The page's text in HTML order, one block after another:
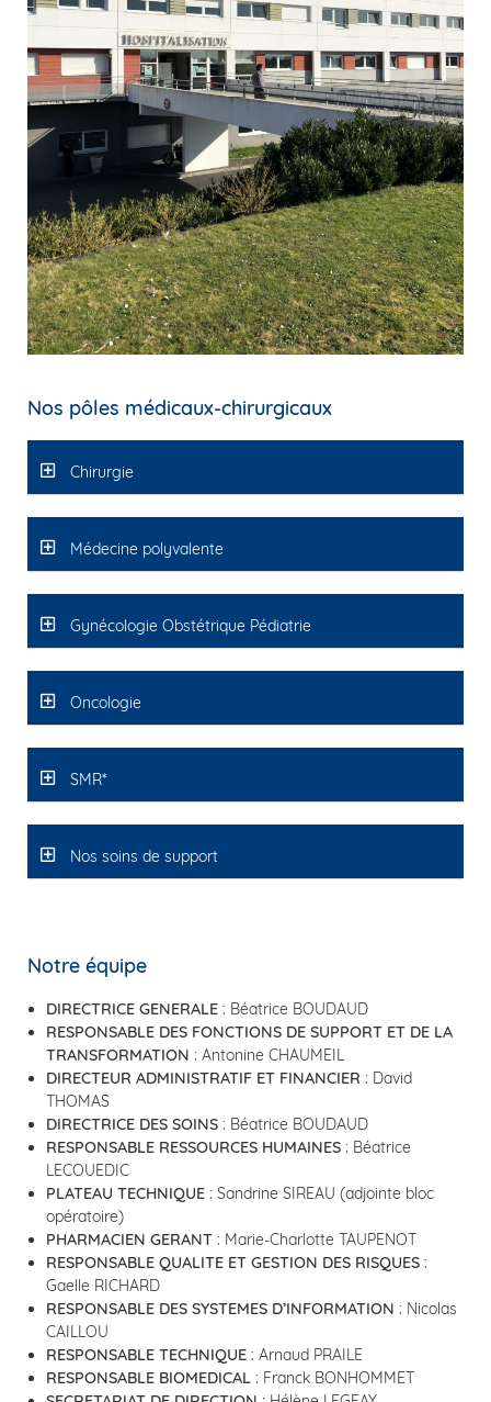
Nos pôles médicaux-chirurgicaux
Chirurgie
Médecine polyvalente
Gynécologie Obstétrique Pédiatrie
Oncologie
SMR*
Nos soins de support
Notre équipe
DIRECTRICE GENERALE : Béatrice BOUDAUD
RESPONSABLE DES FONCTIONS DE SUPPORT ET DE LA
TRANSFORMATION : Antonine CHAUMEIL
DIRECTEUR ADMINISTRATIF ET FINANCIER : David
THOMAS
DIRECTRICE DES SOINS : Béatrice BOUDAUD
RESPONSABLE RESSOURCES HUMAINES : Béatrice
LECOUEDIC
PLATEAU TECHNIQUE : Sandrine SIREAU (adjointe bloc
opératoire)
PHARMACIEN GERANT : Marie-Charlotte TAUPENOT
RESPONSABLE QUALITE ET GESTION DES RISQUES :
Gaelle RICHARD
RESPONSABLE DES SYSTEMES D’INFORMATION : Nicolas
CAILLOU
RESPONSABLE TECHNIQUE : Arnaud PRAILE
RESPONSABLE BIOMEDICAL : Franck BONHOMMET